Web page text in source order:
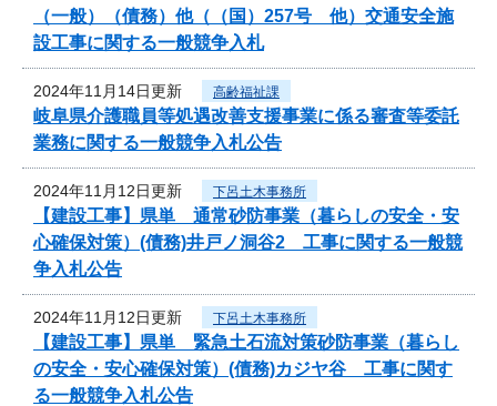
（一般）（債務）他（（国）257号 他）交通安全施
設工事に関する一般競争入札
2024年11月14日更新 高齢福祉課
岐阜県介護職員等処遇改善支援事業に係る審査等委託
業務に関する一般競争入札公告
2024年11月12日更新 下呂土木事務所
【建設工事】県単 通常砂防事業（暮らしの安全・安
心確保対策）(債務)井戸ノ洞谷2 工事に関する一般競
争入札公告
2024年11月12日更新 下呂土木事務所
【建設工事】県単 緊急土石流対策砂防事業（暮らし
の安全・安心確保対策）(債務)カジヤ谷 工事に関す
る一般競争入札公告